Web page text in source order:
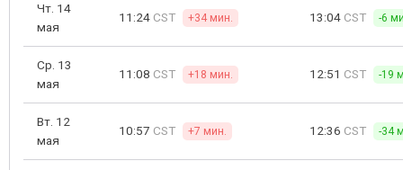
Чт. 14
мая
11:24 CST +34 мин. 13:04 CST -6
Ср. 13
мая
11:08 CST +18 мин. 12:51 CST -19
Вт. 12
мая
10:57 CST +7 мин. 12:36 CST -34